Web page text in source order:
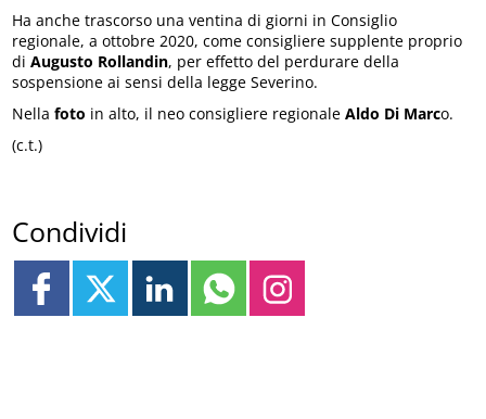
Ha anche trascorso una ventina di giorni in Consiglio
regionale, a ottobre 2020, come consigliere supplente proprio
diAugusto Rollandin, per effetto del perdurare della
sospensione ai sensi della legge Severino.
Nellafoto in alto, il neo consigliere regionaleAldo Di Marco.
(c.t.)
Condividi